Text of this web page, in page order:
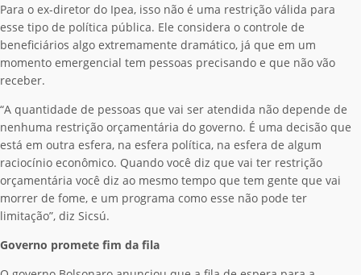
Para o ex-diretor do Ipea, isso não é uma restrição válida para
esse tipo de política pública. Ele considera o controle de
beneficiários algo extremamente dramático, já que em um
momento emergencial tem pessoas precisando e que não vão
receber.
“A quantidade de pessoas que vai ser atendida não depende de
nenhuma restrição orçamentária do governo. É uma decisão que
está em outra esfera, na esfera política, na esfera de algum
raciocínio econômico. Quando você diz que vai ter restrição
orçamentária você diz ao mesmo tempo que tem gente que vai
morrer de fome, e um programa como esse não pode ter
limitação”, diz Sicsú.
Governo promete fim da fila